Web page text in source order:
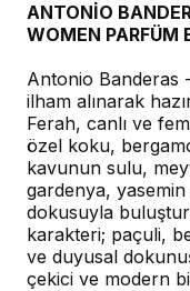
ANTONİO
WOMEN PARFÜM
Antonio Banderas
ilham alınarak
Ferah, canlı ve
özel koku,
kavunun sulu,
gardenya,
dokusuyla
karakteri; paçuli,
ve duyusal
çekici ve modern